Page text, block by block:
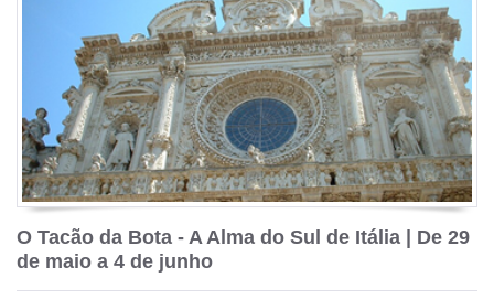
O Tacão da Bota - A Alma do Sul de Itália | De 29
de maio a 4 de junho